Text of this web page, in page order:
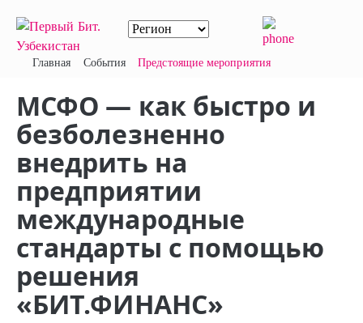
Главная События Предстоящие мероприятия
МСФО — как быстро и
безболезненно
внедрить на
предприятии
международные
стандарты с помощью
решения
«БИТ.ФИНАНС»